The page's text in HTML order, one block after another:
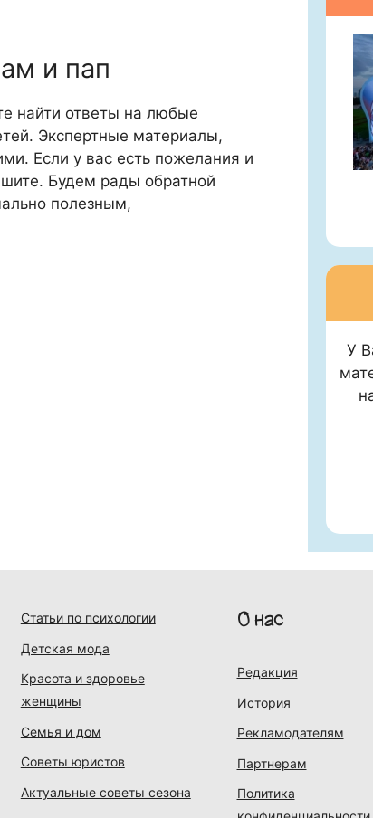
и пап
найти ответы на любые
Экспертные материалы,
Если у вас есть пожелания и
Будем рады обратной
полезным,
У
Статьи по психологии
Детская мода
Красота и здоровье
женщины
Семья и дом
Советы юристов
Актуальные советы сезона
О нас
Редакция
История
Рекламодателям
Партнерам
Политика